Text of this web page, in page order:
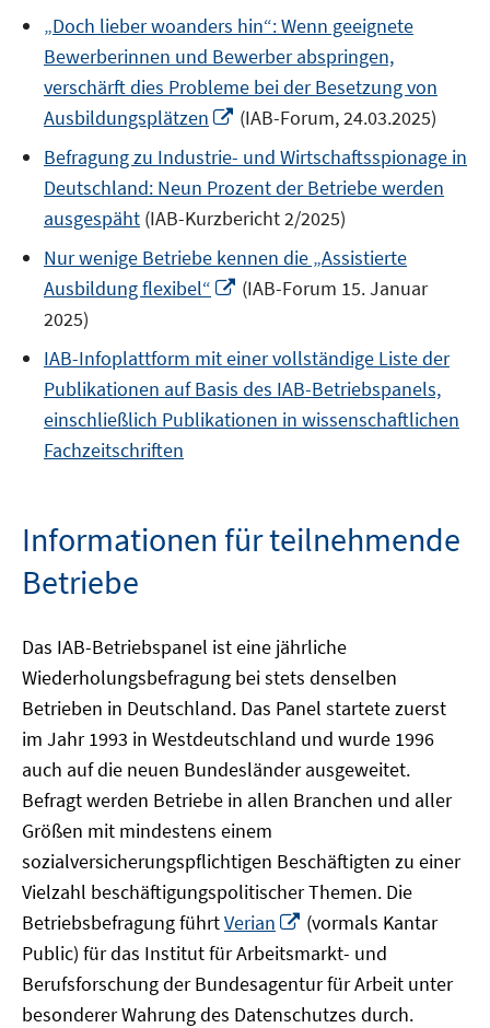
Fenster
öffnen
„Doch lieber woanders hin“: Wenn geeignete
Bewerberinnen und Bewerber abspringen,
verschärft dies Probleme bei der Besetzung von
Ausbildungsplätzen
In
Fenster
öffnen
(IAB-Forum, 24.03.2025)
Befragung zu Industrie- und Wirtschaftsspionage in
Deutschland: Neun Prozent der Betriebe werden
ausgespäht (IAB-Kurzbericht 2/2025)
Nur wenige Betriebe kennen die „Assistierte
Ausbildung flexibel“
In
öffnen
(IAB-Forum 15. Januar
2025)
IAB-Infoplattform mit einer vollständige Liste der
Publikationen auf Basis des IAB-Betriebspanels,
einschließlich Publikationen in wissenschaftlichen
Fachzeitschriften
Informationen für teilnehmende
Betriebe
Das IAB-Betriebspanel ist eine jährliche
Wiederholungsbefragung bei stets denselben
Betrieben in Deutschland. Das Panel startete zuerst
im Jahr 1993 in Westdeutschland und wurde 1996
auch auf die neuen Bundesländer ausgeweitet.
Befragt werden Betriebe in allen Branchen und aller
Größen mit mindestens einem
sozialversicherungspflichtigen Beschäftigten zu einer
Vielzahl beschäftigungspolitischer Themen. Die
Betriebsbefragung führtVerian
In
neuem
Fenster
öffnen
(vormals Kantar
Public) für das Institut für Arbeitsmarkt- und
Berufsforschung der Bundesagentur für Arbeit unter
besonderer Wahrung des Datenschutzes durch.